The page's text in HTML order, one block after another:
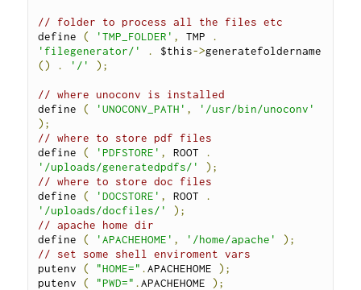
// folder to process all the files etc
define ( 'TMP_FOLDER' , TMP
.
'filegenerator/'
. $this->
()
. '/' );
// where unoconv is installed
define ( 'UNOCONV_PATH' ,
'/usr/bin/unoconv'
);
// where to store pdf files
define ( 'PDFSTORE' , ROOT
.
'/uploads/generatedpdfs/'
);
// where to store doc files
define ( 'DOCSTORE' , ROOT
.
'/uploads/docfiles/'
);
// apache home dir
define ( 'APACHEHOME' , '/home/apache'
);
// set some shell enviroment vars
putenv ( "HOME=" .APACHEHOME );
putenv ( "PWD=" .APACHEHOME );